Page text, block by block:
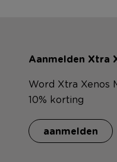
Aanmelden Xtra
Word Xtra Xenos
10% korting
aanmelden